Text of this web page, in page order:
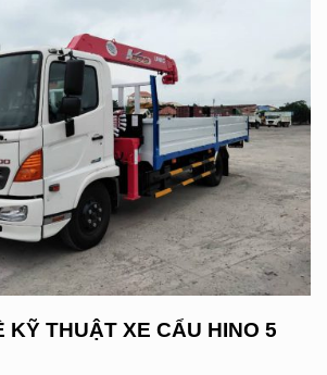
KỸ THUẬT XE CẨU HINO 5